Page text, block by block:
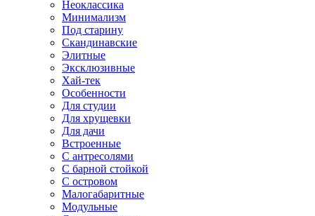
Неоклассика
Минимализм
Под старину
Скандинавские
Элитные
Эксклюзивные
Хай-тек
Особенности
Для студии
Для хрущевки
Для дачи
Встроенные
С антресолями
С барной стойкой
С островом
Малогабаритные
Модульные